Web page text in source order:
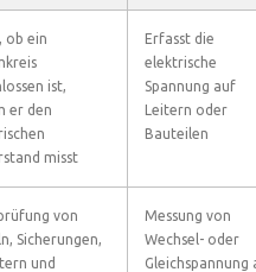
ob ein
ist,
er den
misst
Erfasst die
elektrische
Spannung auf
Leitern oder
Bauteilen
von
Sicherungen,
und
Messung von
Wechsel- oder
Gleichspannung